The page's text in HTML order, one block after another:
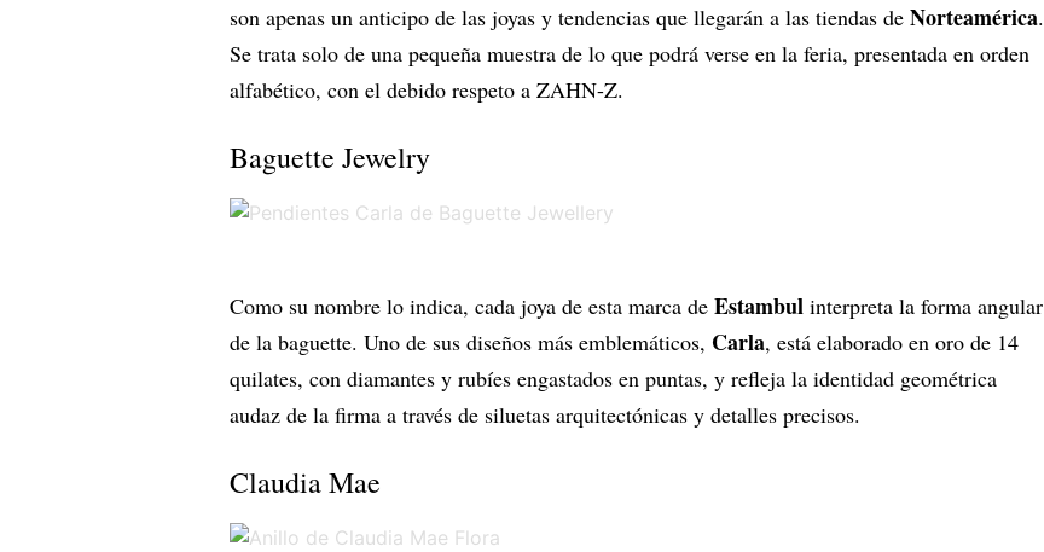
son apenas un anticipo de las joyas y tendencias que llegarán a las tiendas de Norteamérica.
Se trata solo de una pequeña muestra de lo que podrá verse en la feria, presentada en orden
alfabético, con el debido respeto a ZAHN-Z.
Baguette Jewelry
Como su nombre lo indica, cada joya de esta marca de Estambul interpreta la forma angular
de la baguette. Uno de sus diseños más emblemáticos, Carla, está elaborado en oro de 14
quilates, con diamantes y rubíes engastados en puntas, y refleja la identidad geométrica
audaz de la firma a través de siluetas arquitectónicas y detalles precisos.
Claudia Mae